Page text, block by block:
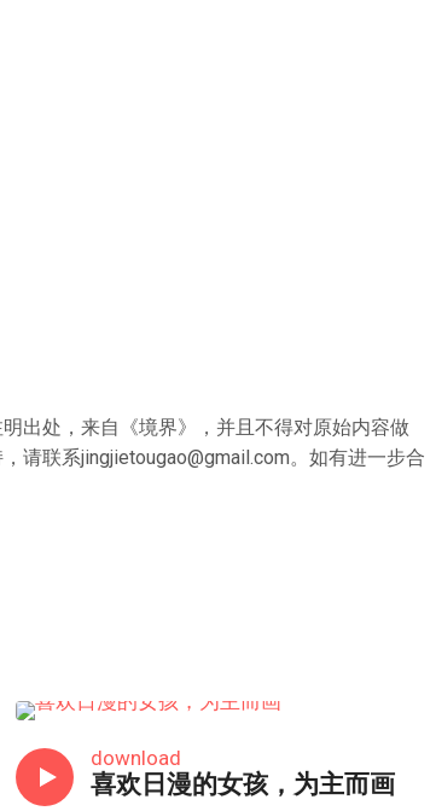
出处，来自《境界》，并且不得对原始内容做
请联系jingjietougao@gmail.com。如有进一步合
download
喜欢日漫的女孩，为主而画